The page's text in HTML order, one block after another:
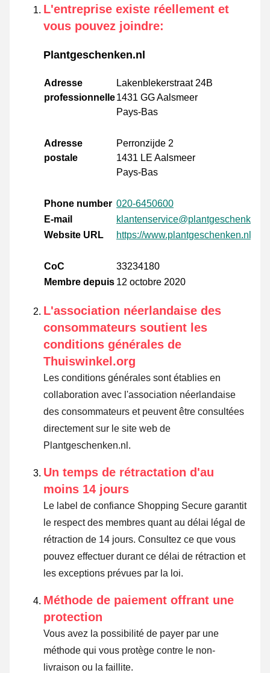
L'entreprise existe réellement et
vous pouvez joindre:
Plantgeschenken.nl
Adresse
professionnelle
Lakenblekerstraat 24B
1431 GG Aalsmeer
Pays-Bas
Adresse
postale
Perronzijde 2
1431 LE Aalsmeer
Pays-Bas
Phone number 020-6450600
E-mail
Website URL
https://www.plantgeschenken.nl/
CoC
33234180
Membre depuis 12 octobre 2020
L'association néerlandaise des
consommateurs soutient les
conditions générales de
Thuiswinkel.org
Les conditions générales sont établies en
collaboration avec l'association néerlandaise
des consommateurs et peuvent être consultées
directement sur le site web de
Plantgeschenken.nl.
Un temps de rétractation d'au
moins 14 jours
Le label de confiance Shopping Secure garantit
le respect des membres quant au délai légal de
rétraction de 14 jours. Consultez ce que vous
pouvez effectuer durant ce délai de rétraction et
les exceptions prévues par la loi.
Méthode de paiement offrant une
protection
Vous avez la possibilité de payer par une
méthode qui vous protège contre le non-
livraison ou la faillite.